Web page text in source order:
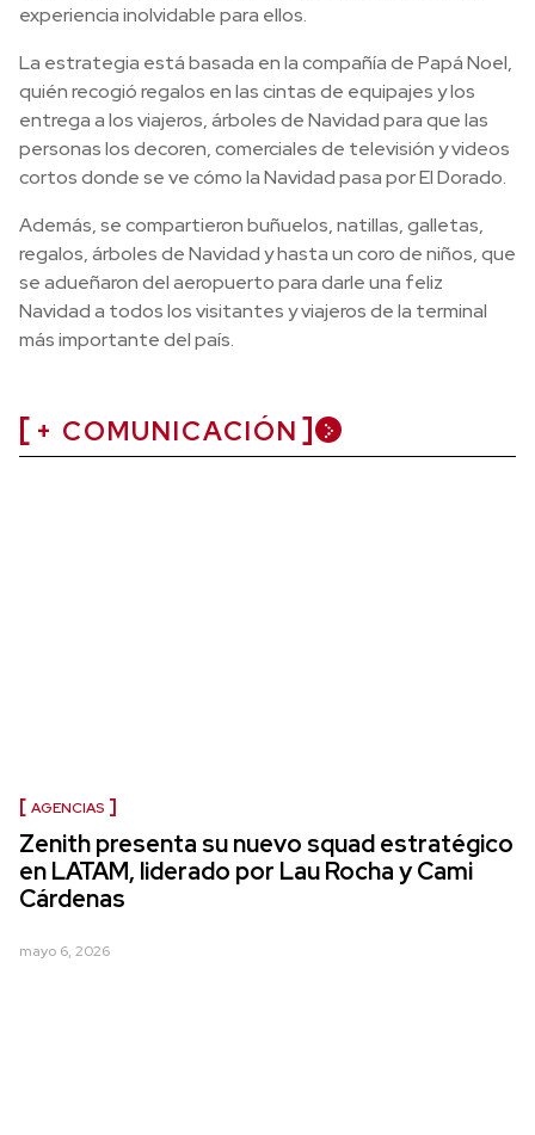
experiencia inolvidable para ellos.
La estrategia está basada en la compañía de Papá Noel,
quién recogió regalos en las cintas de equipajes y los
entrega a los viajeros, árboles de Navidad para que las
personas los decoren, comerciales de televisión y videos
cortos donde se ve cómo la Navidad pasa por El Dorado.
Además, se compartieron buñuelos, natillas, galletas,
regalos, árboles de Navidad y hasta un coro de niños, que
se adueñaron del aeropuerto para darle una feliz
Navidad a todos los visitantes y viajeros de la terminal
más importante del país.
+ COMUNICACIÓN
AGENCIAS
Zenith presenta su nuevo squad estratégico
en LATAM, liderado por Lau Rocha y Cami
Cárdenas
mayo 6, 2026